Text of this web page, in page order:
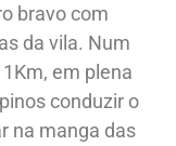
bravo com
da vila. Num
em plena
conduzir o
na manga das